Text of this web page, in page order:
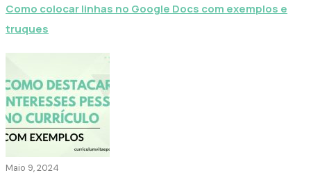
Como colocar linhas no Google Docs com exemplos e
truques
Maio 9, 2024